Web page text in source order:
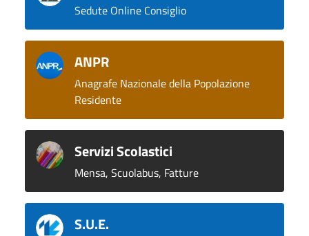
Sedute Online Consiglio
ANPR
Anagrafe Nazionale della Popolazione
Residente
Servizi Scolastici
Mensa, Scuolabus, Fatture
S.U.E.